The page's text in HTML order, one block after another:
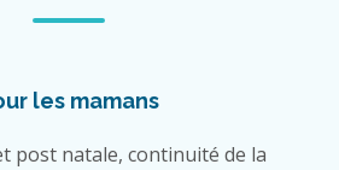
les mamans
post natale, continuité de la